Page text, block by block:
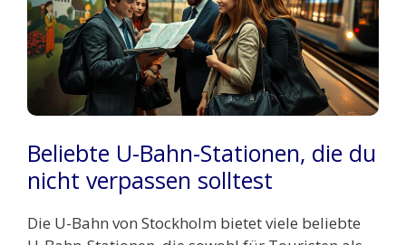
Beliebte U-Bahn-Stationen, die du
nicht verpassen solltest
Die U-Bahn von Stockholm bietet viele beliebte